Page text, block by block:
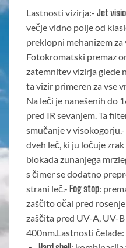
Lastnosti vizirja:- Jet
večje vidno polje od
preklopni mehanizem za
Fotokromatski premaz
zatemnitev vizirja glede
ta vizir primeren za vse
Na leči je nanešenih do
pred IR sevanjem. Ta
smučanje v visokogorju.-
dveh leč, ki ju ločuje
blokada zunanjega
s čimer se dodatno
strani leč.- Fog stop:
zaščito očal pred
zaščita pred UV-A, UV-
400nm.Lastnosti čelade: